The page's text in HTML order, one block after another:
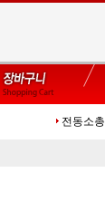
전동소총